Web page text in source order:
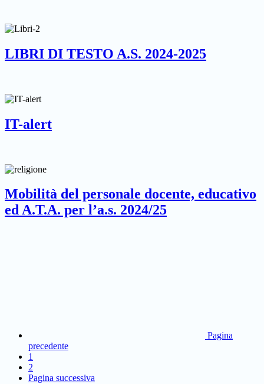
LIBRI DI TESTO A.S. 2024-2025
IT-alert
Mobilità del personale docente, educativo
ed A.T.A. per l’a.s. 2024/25
Pagina
precedente
1
2
Pagina successiva